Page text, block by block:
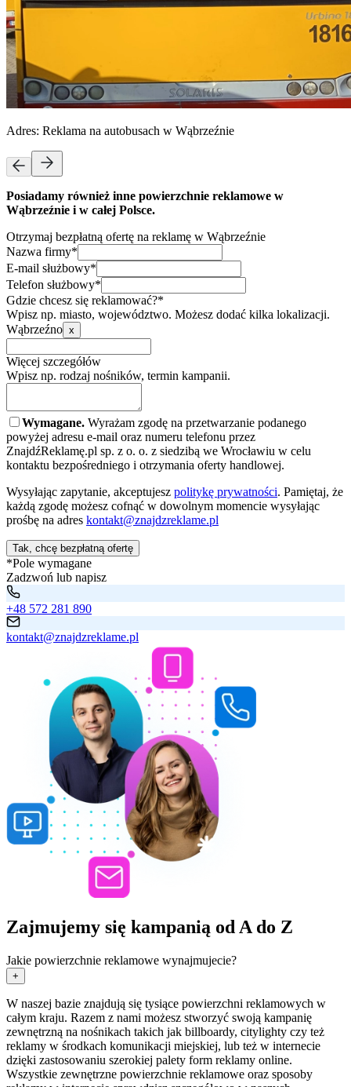
Adres: Reklama na autobusach w Wąbrzeźnie
Posiadamy również inne powierzchnie reklamowe w
Wąbrzeźnie i w całej Polsce.
Otrzymaj bezpłatną ofertę na reklamę w Wąbrzeźnie
Nazwa firmy*
E-mail służbowy*
Telefon służbowy*
Gdzie chcesz się reklamować?*
Wpisz np. miasto, województwo. Możesz dodać kilka lokalizacji.
Wąbrzeźno x
Więcej szczegółów
Wpisz np. rodzaj nośników, termin kampanii.
Wymagane. Wyrażam zgodę na przetwarzanie podanego
powyżej adresu e-mail oraz numeru telefonu przez
ZnajdźReklamę.pl sp. z o. o. z siedzibą we Wrocławiu w celu
kontaktu bezpośredniego i otrzymania oferty handlowej.
Wysyłając zapytanie, akceptujesz politykę prywatności. Pamiętaj, że
każdą zgodę możesz cofnąć w dowolnym momencie wysyłając
prośbę na adres kontakt@znajdzreklame.pl
Tak, chcę bezpłatną ofertę
*Pole wymagane
Zadzwoń lub napisz
+48 572 281 890
kontakt@znajdzreklame.pl
Zajmujemy się kampanią od A do Z
Jakie powierzchnie reklamowe wynajmujecie?
+
W naszej bazie znajdują się tysiące powierzchni reklamowych w
całym kraju. Razem z nami możesz stworzyć swoją kampanię
zewnętrzną na nośnikach takich jak billboardy, citylighty czy też
reklamy w środkach komunikacji miejskiej, lub też w internecie
dzięki zastosowaniu szerokiej palety form reklamy online.
Wszystkie zewnętrzne powierzchnie reklamowe oraz sposoby